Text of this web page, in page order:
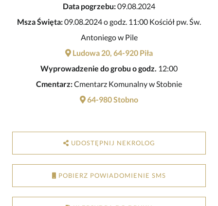
Data pogrzebu:09.08.2024
Msza Święta:09.08.2024 o godz. 11:00 Kościół pw. Św.
Antoniego w Pile
Ludowa 20, 64-920 Piła
Wyprowadzenie do grobu o godz. 12:00
Cmentarz:Cmentarz Komunalny w Stobnie
64-980 Stobno
UDOSTĘPNIJ NEKROLOG
POBIERZ POWIADOMIENIE SMS